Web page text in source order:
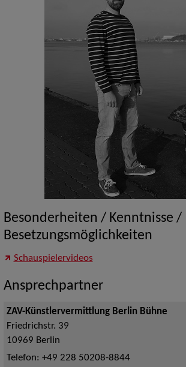
Besonderheiten / Kenntnisse /
Besetzungsmöglichkeiten
Schauspielervideos
Ansprechpartner
ZAV-Künstlervermittlung Berlin Bühne
Friedrichstr. 39
10969 Berlin
Telefon: +49 228 50208-8844